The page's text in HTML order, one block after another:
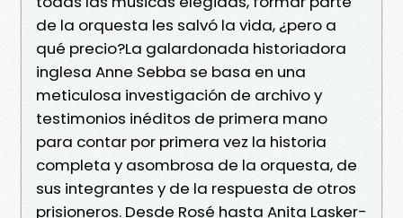
de la orquesta les salvó la vida, ¿pero a
qué precio?La galardonada historiadora
inglesa Anne Sebba se basa en una
meticulosa investigación de archivo y
testimonios inéditos de primera mano
para contar por primera vez la historia
completa y asombrosa de la orquesta, de
sus integrantes y de la respuesta de otros
prisioneros. Desde Rosé hasta Anita Lasker-